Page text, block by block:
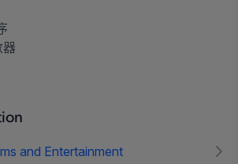
and Entertainment